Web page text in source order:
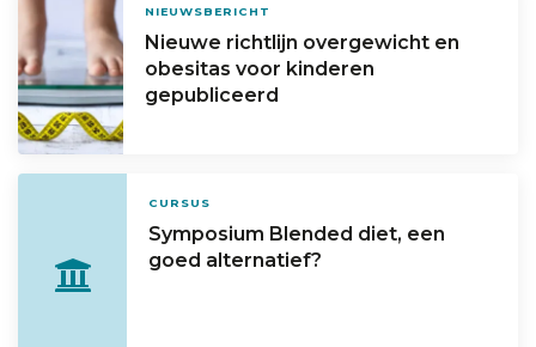
NIEUWSBERICHT
Nieuwe richtlijn overgewicht en
obesitas voor kinderen
gepubliceerd
CURSUS
Symposium Blended diet, een
goed alternatief?